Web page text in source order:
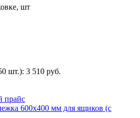
шт
шт.): 3 510 руб.
прайс